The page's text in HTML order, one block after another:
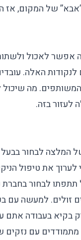
של המקום, אז
אפשר לאכול
לנקודות האלה.
מה שיכול
לעזור בזה.
המלצה לבחור
לערוך את טיפול
לבחורבחברת
זולים. למעשה עם
בקיא בעבודה אתם
עם נזקים